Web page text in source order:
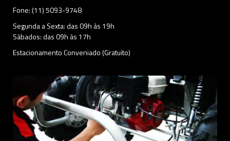
Fone: (11) 5093-9748
Segunda a Sexta: das 09h às 19h
Sábados: das 09h às 17h
Estacionamento Conveniado (Gratuito)